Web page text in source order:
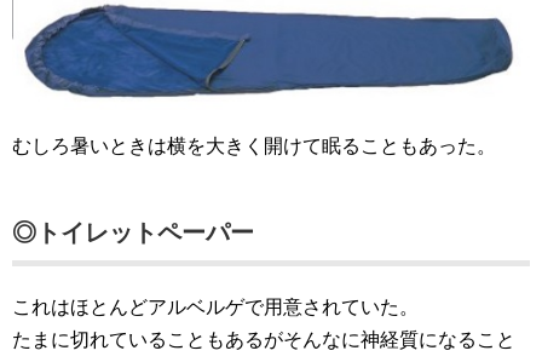
むしろ暑いときは横を大きく開けて眠ることもあった。
◎トイレットペーパー
これはほとんどアルベルゲで用意されていた。
たまに切れていることもあるがそんなに神経質になること